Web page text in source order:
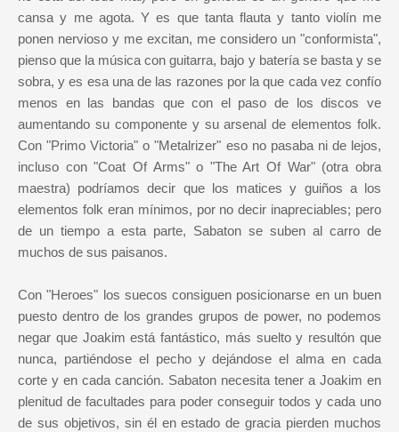
cansa y me agota. Y es que tanta flauta y tanto violín me
ponen nervioso y me excitan, me considero un "conformista",
pienso que la música con guitarra, bajo y batería se basta y se
sobra, y es esa una de las razones por la que cada vez confío
menos en las bandas que con el paso de los discos ve
aumentando su componente y su arsenal de elementos folk.
Con "Primo Victoria" o "Metalrizer" eso no pasaba ni de lejos,
incluso con "Coat Of Arms" o "The Art Of War" (otra obra
maestra) podríamos decir que los matices y guiños a los
elementos folk eran mínimos, por no decir inapreciables; pero
de un tiempo a esta parte, Sabaton se suben al carro de
muchos de sus paisanos.
Con "Heroes" los suecos consiguen posicionarse en un buen
puesto dentro de los grandes grupos de power, no podemos
negar que Joakim está fantástico, más suelto y resultón que
nunca, partiéndose el pecho y dejándose el alma en cada
corte y en cada canción. Sabaton necesita tener a Joakim en
plenitud de facultades para poder conseguir todos y cada uno
de sus objetivos, sin él en estado de gracia pierden muchos